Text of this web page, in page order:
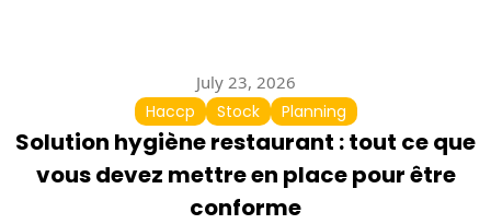
July 23, 2026
Haccp
Stock Planning
Solution hygiène restaurant : tout ce que
vous devez mettre en place pour être
conforme